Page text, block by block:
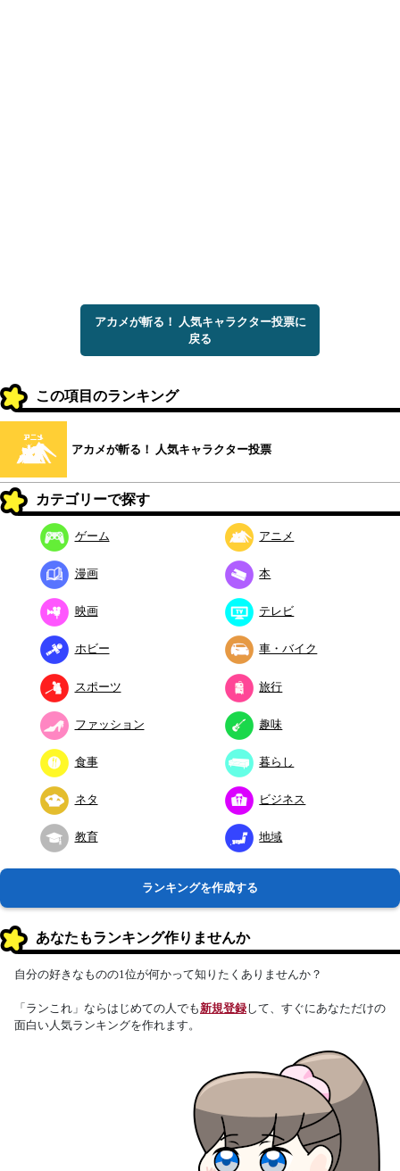
アカメが斬る！ 人気キャラクター投票に
戻る
この項目のランキング
アカメが斬る！ 人気キャラクター投票
カテゴリーで探す
ゲーム アニメ
漫画 本
映画 テレビ
ホビー 車・バイク
スポーツ 旅行
ファッション 趣味
食事 暮らし
ネタ ビジネス
教育 地域
ランキングを作成する
あなたもランキング作りませんか
自分の好きなものの1位が何かって知りたくありませんか？
「ランこれ」ならはじめての人でも新規登録して、すぐにあなただけの
面白い人気ランキングを作れます。